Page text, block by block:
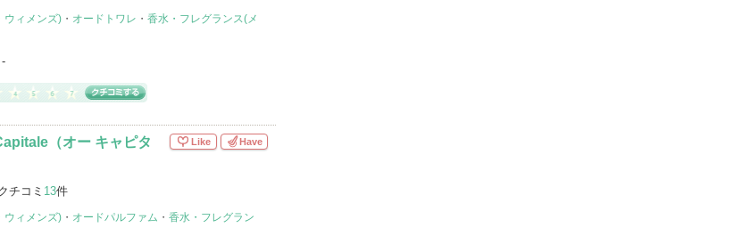
ウィメンズ) ・ オードトワレ ・ 香水・フレグランス(メ
-
（オー キャピタ
チコミ 13件
ウィメンズ) ・ オードパルファム ・ 香水・フレグラン
Like Have